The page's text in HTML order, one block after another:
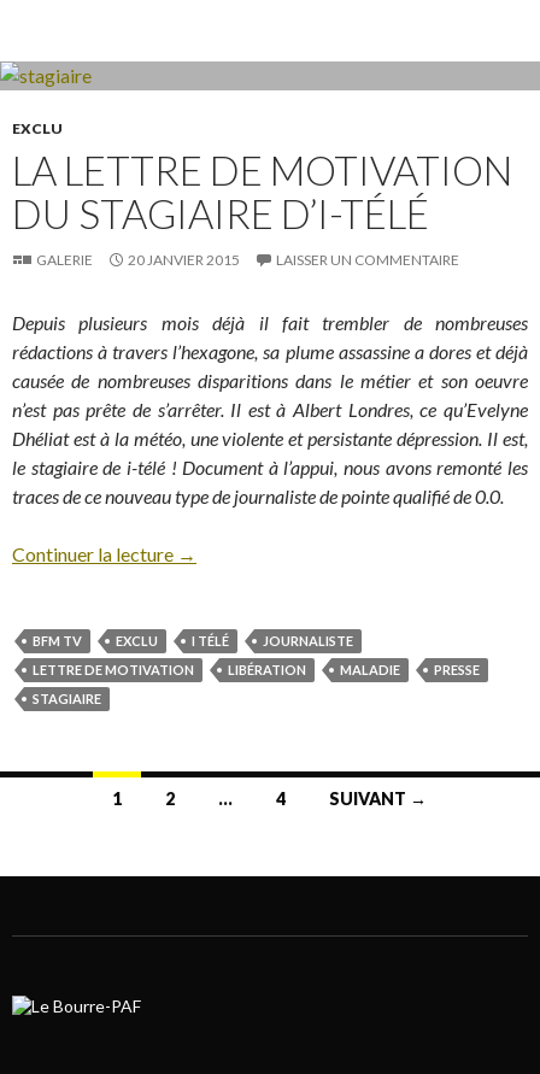
EXCLU
LA LETTRE DE MOTIVATION
DU STAGIAIRE D’I-TÉLÉ
GALERIE 20 JANVIER 2015 LAISSER UN COMMENTAIRE
Depuis plusieurs mois déjà il fait trembler de nombreuses
rédactions à travers l’hexagone, sa plume assassine a dores et déjà
causée de nombreuses disparitions dans le métier et son oeuvre
n’est pas prête de s’arrêter. Il est à Albert Londres, ce qu’Evelyne
Dhéliat est à la météo, une violente et persistante dépression. Il est,
le stagiaire de i-télé ! Document à l’appui, nous avons remonté les
traces de ce nouveau type de journaliste de pointe qualifié de 0.0.
Continuer la lecture →
BFM TV EXCLU I TÉLÉ
JOURNALISTE
LETTRE DE MOTIVATION
LIBÉRATION MALADIE
PRESSE
STAGIAIRE
1 2 … 4 SUIVANT →